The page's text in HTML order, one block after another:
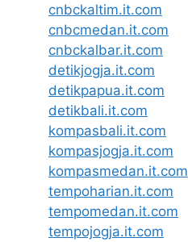
cnbckaltim.it.com
cnbcmedan.it.com
cnbckalbar.it.com
detikjogja.it.com
detikpapua.it.com
detikbali.it.com
kompasbali.it.com
kompasjogja.it.com
kompasmedan.it.com
tempoharian.it.com
tempomedan.it.com
tempojogja.it.com